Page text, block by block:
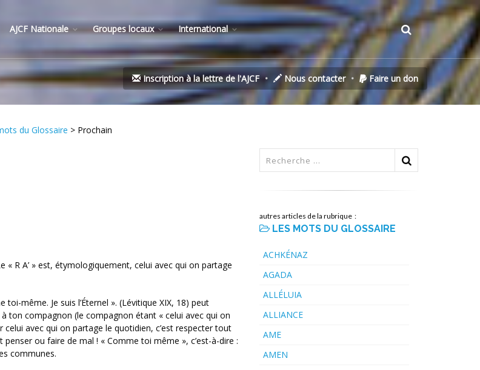
AJCF Nationale Groupes locaux International
Inscription à la lettre de l'AJCF Nous contacter Faire un don
du Glossaire > Prochain
« R A’ » est, étymologiquement, celui avec qui on partage
même. Je suis l’Éternel ». (Lévitique XIX, 18) peut
ton compagnon (le compagnon étant « celui avec qui on
avec qui on partage le quotidien, c’est respecter tout
ou faire de mal ! « Comme toi­ même », c’est-à-dire :
communes.
autres articles de la rubrique :
LES MOTS DU GLOSSAIRE
ACHKÉNAZ
AGADA
ALLÉLUIA
ALLIANCE
AME
AMEN